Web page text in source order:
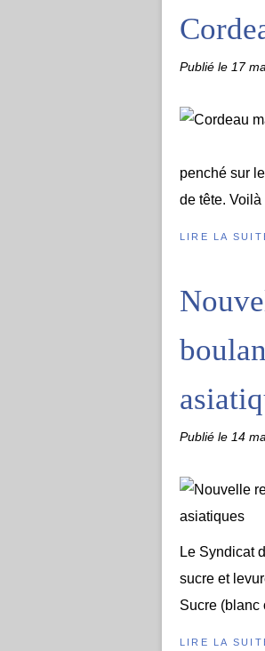
Publié le 17
penché sur
de tête.
LIRE LA
Publié le 14
Le Syndicat
sucre et
Sucre (blanc
LIRE LA